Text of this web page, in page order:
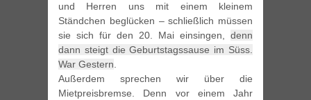
und Herren uns mit einem kleinem
Ständchen beglücken – schließlich müssen
sie sich für den 20. Mai einsingen, denn
dann steigt die Geburtstagssause im Süss.
War Gestern.
Außerdem sprechen wir über die
Mietpreisbremse. Denn vor einem Jahr